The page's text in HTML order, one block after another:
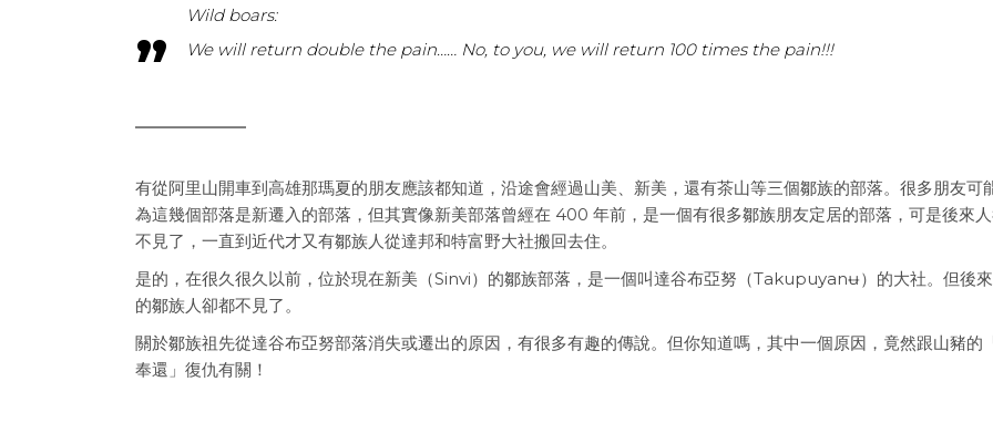
Wild boars:
We will return double the pain…… No, to you, we will return 100 times the pain!!!
有從阿里山開車到高雄那瑪夏的朋友應該都知道，沿途會經過山美、新美，還有茶山等三個鄒族的部落。很多朋友可
為這幾個部落是新遷入的部落，但其實像新美部落曾經在 400 年前，是一個有很多鄒族朋友定居的部落，可是後來
不見了，一直到近代才又有鄒族人從達邦和特富野大社搬回去住。
是的，在很久很久以前，位於現在新美（Sinvi）的鄒族部落，是一個叫達谷布亞努（Takupuyanʉ）的大社。但後
的鄒族人卻都不見了。
關於鄒族祖先從達谷布亞努部落消失或遷出的原因，有很多有趣的傳說。但你知道嗎，其中一個原因，竟然跟山豬的
奉還」復仇有關！